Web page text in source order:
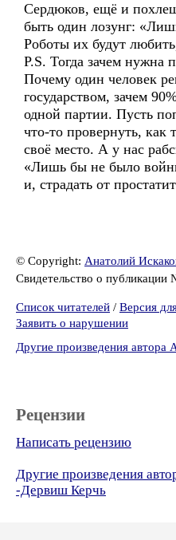
Сердюков, ещё и
быть один лозунг:
Роботы их будут
P.S. Тогда зачем нужна
Почему один человек
государством, зачем
одной партии. Пусть
что-то провернуть, как
своё место. А у нас
«Лишь бы не было
и, страдать от
© Copyright: Анатолий
Свидетельство о публикации
Список читателей / Версия
Заявить о нарушении
Другие произведения
Рецензии
Написать рецензию
Другие произведения
-Дервиш Керчь